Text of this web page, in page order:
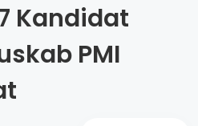
Kandidat
PMI